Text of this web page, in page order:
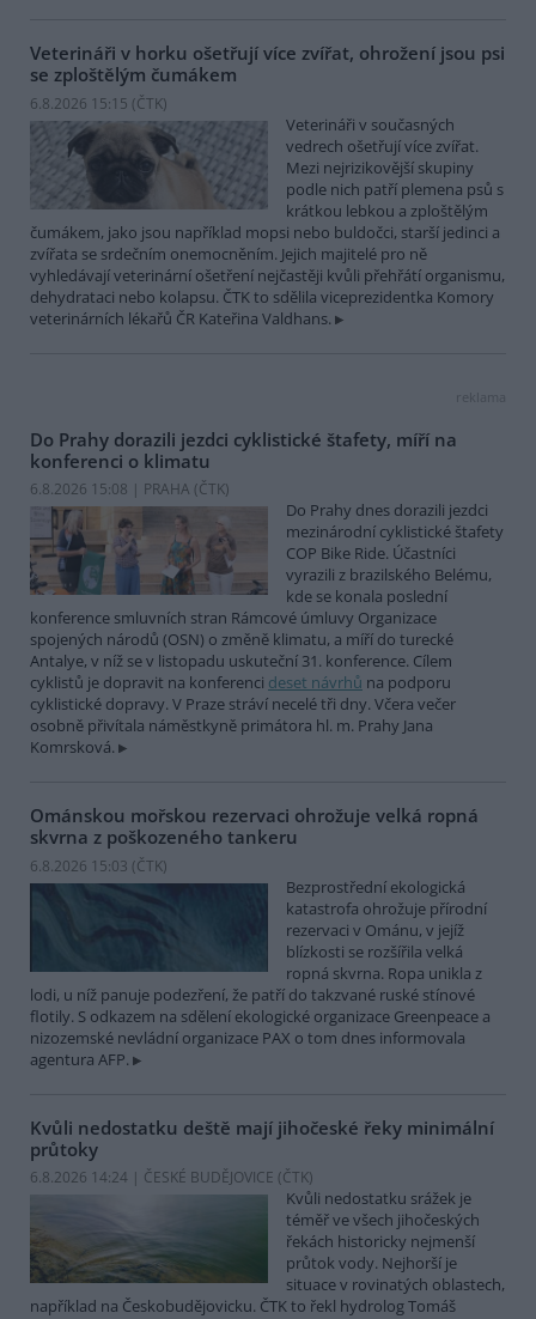
Veterináři v horku ošetřují více zvířat, ohrožení jsou psi
se zploštělým čumákem
6.8.2026 15:15 (ČTK)
Veterináři v současných
vedrech ošetřují více zvířat.
Mezi nejrizikovější skupiny
podle nich patří plemena psů s
krátkou lebkou a zploštělým
čumákem, jako jsou například mopsi nebo buldočci, starší jedinci a
zvířata se srdečním onemocněním. Jejich majitelé pro ně
vyhledávají veterinární ošetření nejčastěji kvůli přehřátí organismu,
dehydrataci nebo kolapsu. ČTK to sdělila viceprezidentka Komory
veterinárních lékařů ČR Kateřina Valdhans.
reklama
Do Prahy dorazili jezdci cyklistické štafety, míří na
konferenci o klimatu
6.8.2026 15:08 | PRAHA (ČTK)
Do Prahy dnes dorazili jezdci
mezinárodní cyklistické štafety
COP Bike Ride. Účastníci
vyrazili z brazilského Belému,
kde se konala poslední
konference smluvních stran Rámcové úmluvy Organizace
spojených národů (OSN) o změně klimatu, a míří do turecké
Antalye, v níž se v listopadu uskuteční 31. konference. Cílem
cyklistů je dopravit na konferenci deset návrhů na podporu
cyklistické dopravy. V Praze stráví necelé tři dny. Včera večer
osobně přivítala náměstkyně primátora hl. m. Prahy Jana
Komrsková.
Ománskou mořskou rezervaci ohrožuje velká ropná
skvrna z poškozeného tankeru
6.8.2026 15:03 (ČTK)
Bezprostřední ekologická
katastrofa ohrožuje přírodní
rezervaci v Ománu, v jejíž
blízkosti se rozšířila velká
ropná skvrna. Ropa unikla z
lodi, u níž panuje podezření, že patří do takzvané ruské stínové
flotily. S odkazem na sdělení ekologické organizace Greenpeace a
nizozemské nevládní organizace PAX o tom dnes informovala
agentura AFP.
Kvůli nedostatku deště mají jihočeské řeky minimální
průtoky
6.8.2026 14:24 | ČESKÉ BUDĚJOVICE (ČTK)
Kvůli nedostatku srážek je
téměř ve všech jihočeských
řekách historicky nejmenší
průtok vody. Nejhorší je
situace v rovinatých oblastech,
například na Českobudějovicku. ČTK to řekl hydrolog Tomáš